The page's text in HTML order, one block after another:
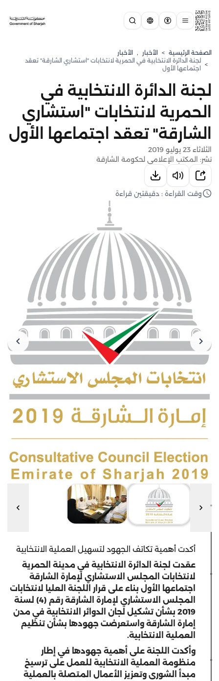
الصفحة الرئيسية > الأخبار , الأخبار
>
لجنة الدائرة الانتخابية في الحمرية لانتخابات "استشاري الشارقة" تعقد
اجتماعها الأول
لجنة الدائرة الانتخابية في
الحمرية لانتخابات "استشاري
الشارقة" تعقد اجتماعها الأول
الثلاثاء 23 يوليو 2019
نشر: المكتب الإعلامي لحكومة الشارقة
وقت القراءة : دقيقتين قراءة
أكدت أهمية تكاتف الجهود لتسهيل العملية الانتخابية
عقدت لجنة الدائرة الانتخابية في مدينة الحمرية
لانتخابات المجلس الاستشاري لإمارة الشارقة
اجتماعها الأول بناء على قرار اللجنة العليا لانتخابات
المجلس الاستشاري لإمارة الشارقة رقم (4) لسنة
2019 بشأن تشكيل لجان الدوائر الانتخابية في مدن
إمارة الشارقة واستعرضت جهودها بشأن تنظيم
العملية الانتخابية.
وأكدت اللجنة على أهمية جهودها في إطار
منظومة العملية الانتخابية للعمل على ترسيخ
مبدأ الشورى وتعزيز الأعمال المتصلة بالعملية